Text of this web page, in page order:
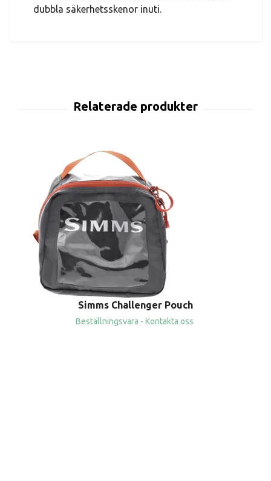
dubbla säkerhetsskenor inuti.
Simms Challenger Pouch
Beställningsvara - Kontakta oss